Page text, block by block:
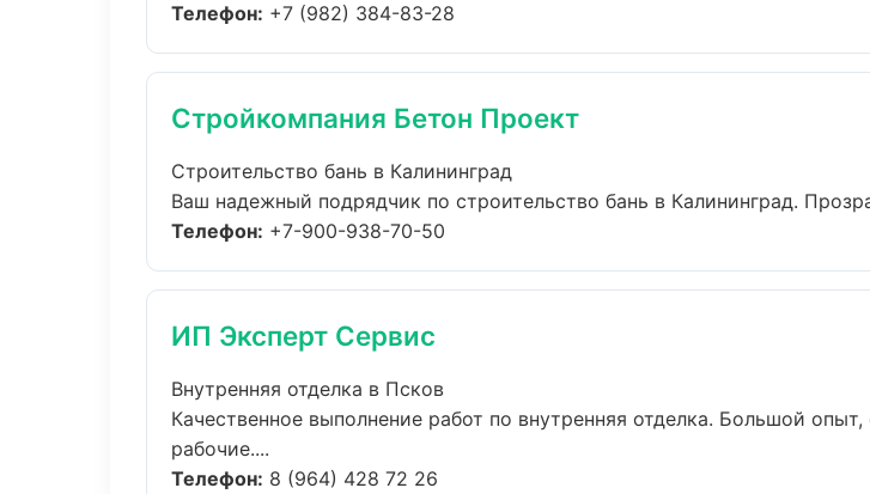
Телефон: +7 (982) 384-83-28
Стройкомпания Бетон Проект
Строительство бань в Калининград
Ваш надежный подрядчик по строительство бань в Калининград.
Телефон: +7-900-938-70-50
ИП Эксперт Сервис
Внутренняя отделка в Псков
Качественное выполнение работ по внутренняя отделка. Большой
рабочие....
Телефон: 8 (964) 428 72 26